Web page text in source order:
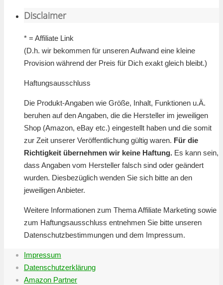
Disclaimer
* = Affiliate Link
(D.h. wir bekommen für unseren Aufwand eine kleine
Provision während der Preis für Dich exakt gleich bleibt.)
Haftungsausschluss
Die Produkt-Angaben wie Größe, Inhalt, Funktionen u.Ä.
beruhen auf den Angaben, die die Hersteller im jeweiligen
Shop (Amazon, eBay etc.) eingestellt haben und die somit
zur Zeit unserer Veröffentlichung gültig waren. Für die
Richtigkeit übernehmen wir keine Haftung. Es kann sein,
dass Angaben vom Hersteller falsch sind oder geändert
wurden. Diesbezüglich wenden Sie sich bitte an den
jeweiligen Anbieter.
Weitere Informationen zum Thema Affiliate Marketing sowie
zum Haftungsausschluss entnehmen Sie bitte unseren
Datenschutzbestimmungen und dem Impressum.
Impressum
Datenschutzerklärung
Amazon Partner